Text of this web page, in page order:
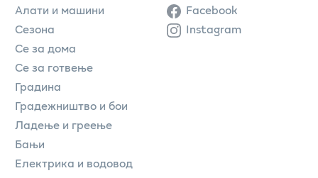
Алати и машини
Сезона
Се за дома
Се за готвење
Градина
Градежништво и бои
Ладење и греење
Бањи
Електрика и водовод
Facebook
Instagram